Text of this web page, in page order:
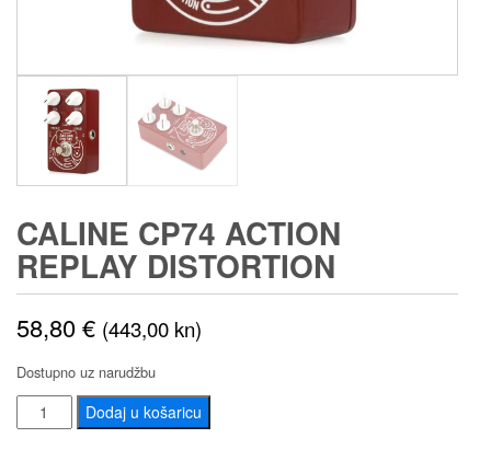
CALINE CP74 ACTION
REPLAY DISTORTION
58,80€ (443,00 kn)
Dostupno uz narudžbu
CALINE
CP74
Dodaj u košaricu